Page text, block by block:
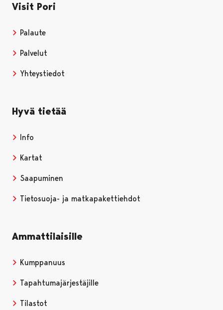
Visit Pori
Palaute
Palvelut
Yhteystiedot
Hyvä tietää
Info
Kartat
Saapuminen
Tietosuoja- ja matkapakettiehdot
Ammattilaisille
Kumppanuus
Tapahtumajärjestäjille
Tilastot